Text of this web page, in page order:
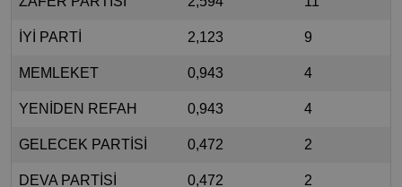
İYİ PARTİ 2,123 9
MEMLEKET 0,943 4
YENİDEN REFAH 0,943 4
GELECEK PARTİSİ 0,472 2
DEVA PARTİSİ 0,472 2